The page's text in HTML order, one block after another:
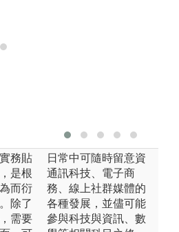
務貼
是根
而衍
除了
需要
日常中可隨時留意資
通訊科技、電子商
務、線上社群媒體的
各種發展，並儘可能
參與科技與資訊、數